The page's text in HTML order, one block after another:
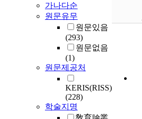
가나다순
원문유무
원문있음
(293)
원문없음
(1)
원문제공처
KERIS(RISS)
(228)
학술지명